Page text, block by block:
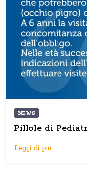
NEWS
Pillole di
Leggi di più